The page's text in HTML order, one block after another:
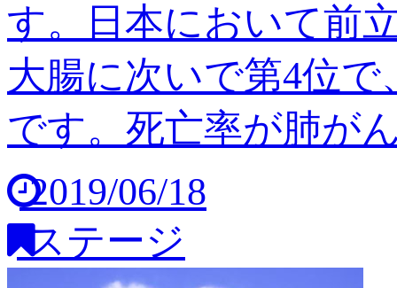
す。日本において前
大腸に次いで第4位で
です。死亡率が肺が
2019/06/18
ステージ